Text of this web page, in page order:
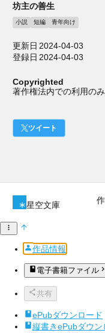
坊主の善生
小説 短編 青年向け
更新日 2024-04-03
登録日 2024-04-03
Copyrighted
著作権法内での利用のみ
ツイート
星空文庫
作品情報
電子書籍ファイル
共有
ePubダウンロード
縦書きePubダウン